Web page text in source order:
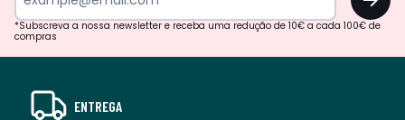
*Subscreva a nossa newsletter e receba uma redução de 10€ a cada 100€ de
compras
ENTREGA